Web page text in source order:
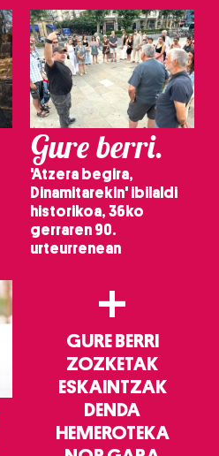
Gure berri.
'Atzera begira,
Dinamitarekin' ibilaldi
historikoa, 36ko
gerraren 90.
urteurrenean
+
GURE BERRI
ZOZKETAK
ESKAINTZAK
DENDA
HEMEROTEKA